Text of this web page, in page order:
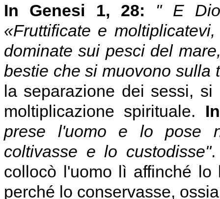
In Genesi 1, 28:
" E
«Fruttificate e
dominate sui pesci del
bestie che si muovono sulla
la separazione dei sessi,
moltiplicazione spirituale.
prese l'uomo e lo pose
coltivasse e lo custodisse"
collocò l'uomo lì affinché
perché lo conservasse,